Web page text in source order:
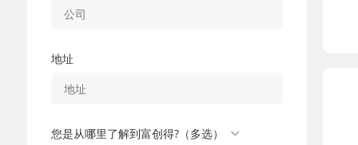
地址
您是从哪里了解到富创得?（多选）